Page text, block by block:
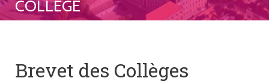
Brevet des Collèges